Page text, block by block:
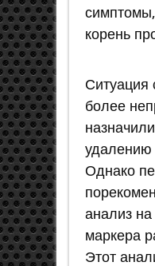
корень
Ситуация
более
Однако
анализ
маркера
Этот